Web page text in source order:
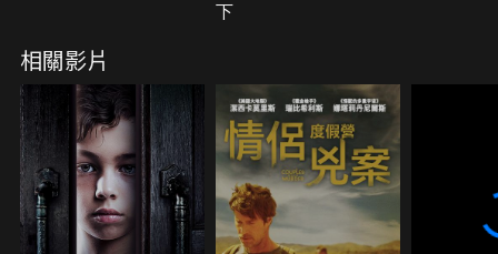
下
相關影片